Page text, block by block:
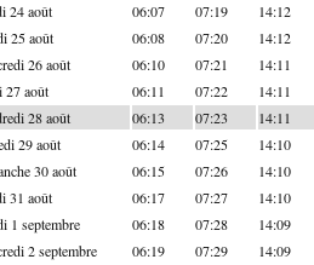
24 août 06:07 07:19 14:12
25 août 06:08 07:20 14:12
26 août 06:10 07:21 14:11
27 août 06:11 07:22 14:11
28 août 06:13 07:23 14:11
29 août 06:14 07:25 14:10
30 août 06:15 07:26 14:10
31 août 06:17 07:27 14:10
1 septembre 06:18 07:28 14:09
2 septembre 06:19 07:29 14:09